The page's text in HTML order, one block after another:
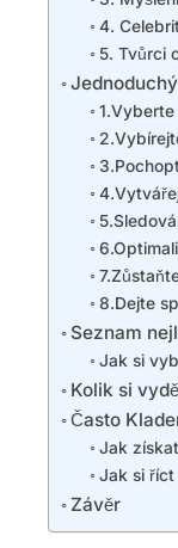
4.
5. Tvůrci
8.Dejte
Seznam
Jak si
Kolik si
Často
Jak
Jak si říct
Závěr